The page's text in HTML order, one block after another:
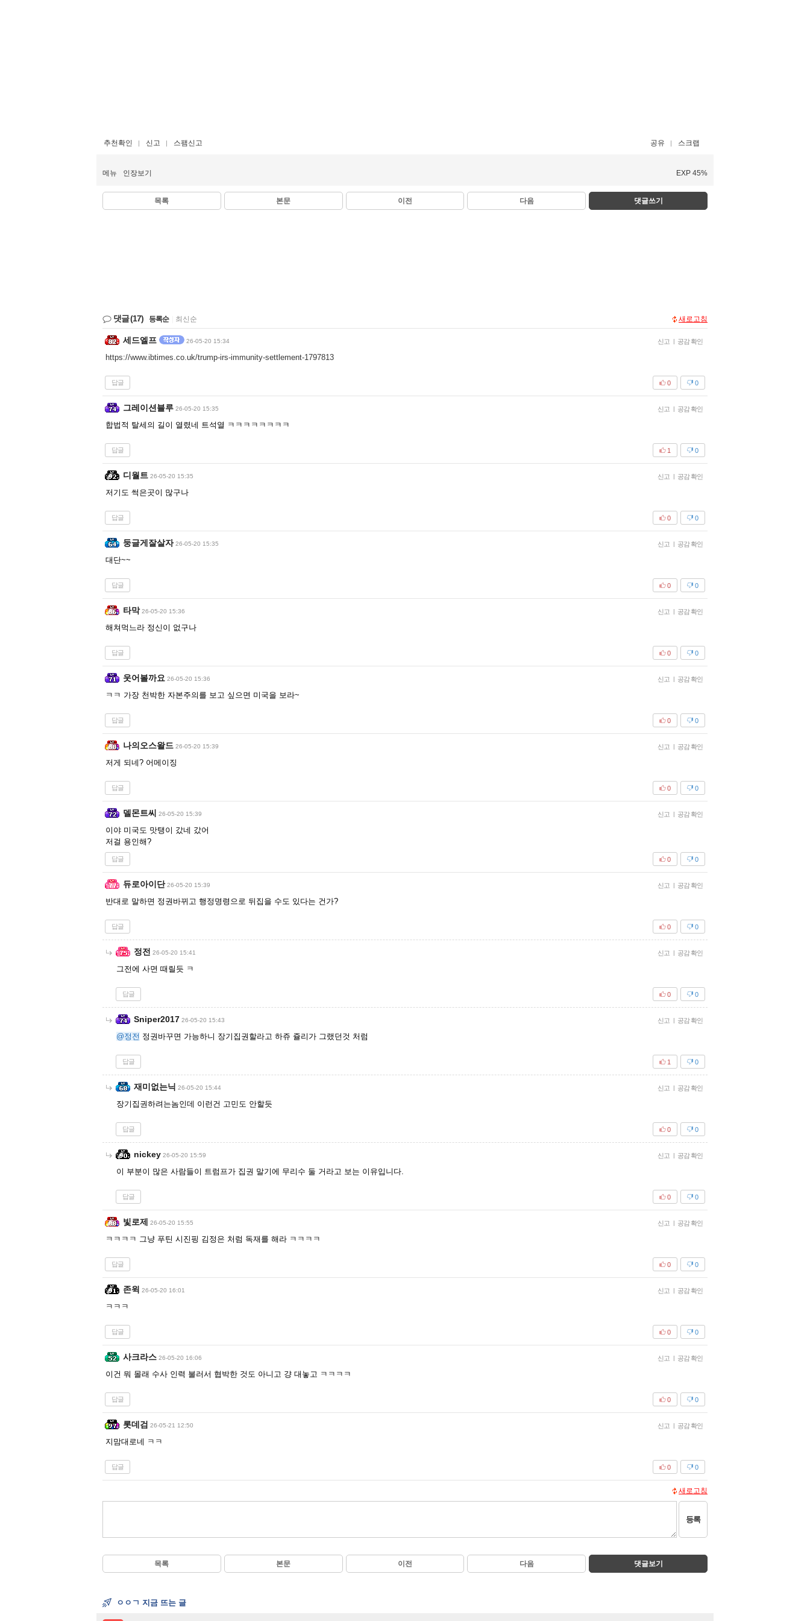
추천확인 신고 스팸신고 공유 스크랩
메뉴 인장보기 EXP 45%
목록 본문 이전 다음 댓글쓰기
댓글(17) 등록순 최신순 새로고침
세드엘프 26-05-20 15:34 신고 | 공감 확인
https://www.ibtimes.co.uk/trump-irs-immunity-settlement-1797813
답글 0
0
그레이션블루 26-05-20 15:35 신고 | 공감 확인
합법적 탈세의 길이 열렸네 트석열 ㅋㅋㅋㅋㅋㅋㅋㅋ
답글 0
1
디월트 26-05-20 15:35 신고 | 공감 확인
저기도 썩은곳이 많구나
답글 0
0
둥글게잘살자 26-05-20 15:35 신고 | 공감 확인
대단~~
답글 0
0
타막 26-05-20 15:36 신고 | 공감 확인
해쳐먹느라 정신이 없구나
답글 0
0
웃어볼까요 26-05-20 15:36 신고 | 공감 확인
ㅋㅋ 가장 천박한 자본주의를 보고 싶으면 미국을 보라~
답글 0
0
나의오스왈드 26-05-20 15:39 신고 | 공감 확인
저게 되네? 어메이징
답글 0
0
델몬트씨 26-05-20 15:39 신고 | 공감 확인
이야 미국도 맛탱이 갔네 갔어
저걸 용인해?
답글 0
0
듀로아이단 26-05-20 15:39 신고 | 공감 확인
반대로 말하면 정권바뀌고 행정명령으로 뒤집을 수도 있다는 건가?
답글 0
0
정전 26-05-20 15:41 신고 | 공감 확인
그전에 사면 때릴듯 ㅋ
답글 0
0
Sniper2017 26-05-20 15:43 신고 | 공감 확인
@정전 정권바꾸면 가능하니 장기집권할라고 하쥬 쥴리가 그랬던것 처럼
답글 0
1
재미없는닉 26-05-20 15:44 신고 | 공감 확인
장기집권하려는놈인데 이런건 고민도 안할듯
답글 0
0
nickey 26-05-20 15:59 신고 | 공감 확인
이 부분이 많은 사람들이 트럼프가 집권 말기에 무리수 둘 거라고 보는 이유입니다.
답글 0
0
빛로제 26-05-20 15:55 신고 | 공감 확인
ㅋㅋㅋㅋ 그냥 푸틴 시진핑 김정은 처럼 독재를 해라 ㅋㅋㅋㅋ
답글 0
0
존윅 26-05-20 16:01 신고 | 공감 확인
ㅋㅋㅋ
답글 0
0
사크라스 26-05-20 16:06 신고 | 공감 확인
이건 뭐 몰래 수사 인력 불러서 협박한 것도 아니고 걍 대놓고 ㅋㅋㅋㅋ
답글 0
0
롯데검 26-05-21 12:50 신고 | 공감 확인
지맘대로네 ㅋㅋ
답글 0
0
새로고침
등록
목록 본문 이전 다음 댓글보기
ㅇㅇㄱ 지금 뜨는 글